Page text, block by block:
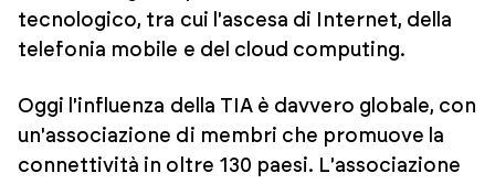
tecnologico, tra cui l'ascesa di Internet, della
telefonia mobile e del cloud computing.
Oggi l'influenza della TIA è davvero globale, con
un'associazione di membri che promuove la
connettività in oltre 130 paesi. L'associazione